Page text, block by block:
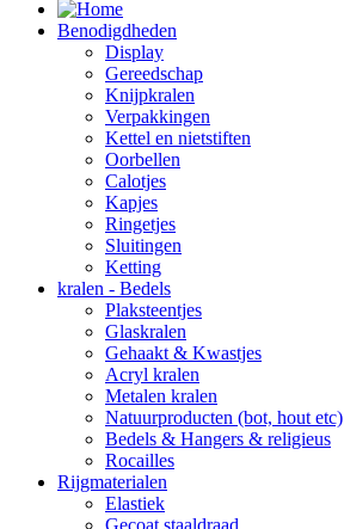
Benodigdheden
Display
Gereedschap
Knijpkralen
Verpakkingen
Kettel en nietstiften
Oorbellen
Calotjes
Kapjes
Ringetjes
Sluitingen
Ketting
kralen - Bedels
Plaksteentjes
Glaskralen
Gehaakt & Kwastjes
Acryl kralen
Metalen kralen
Natuurproducten (bot, hout etc)
Bedels & Hangers & religieus
Rocailles
Rijgmaterialen
Elastiek
Gecoat staaldraad